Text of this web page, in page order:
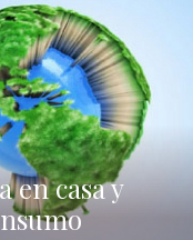
en casa y